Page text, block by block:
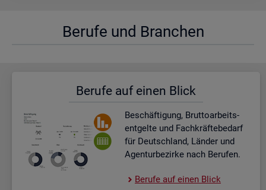
Be­ru­fe und Bran­chen
Be­ru­fe auf einen Blick
Be­schäf­ti­gung, Brut­to­ar­beits­
ent­gel­te und Fach­kräf­te­be­darf
für Deutsch­land, Län­der und
Agen­tur­be­zir­ke nach Be­ru­fen.
Be­ru­fe auf einen Blick